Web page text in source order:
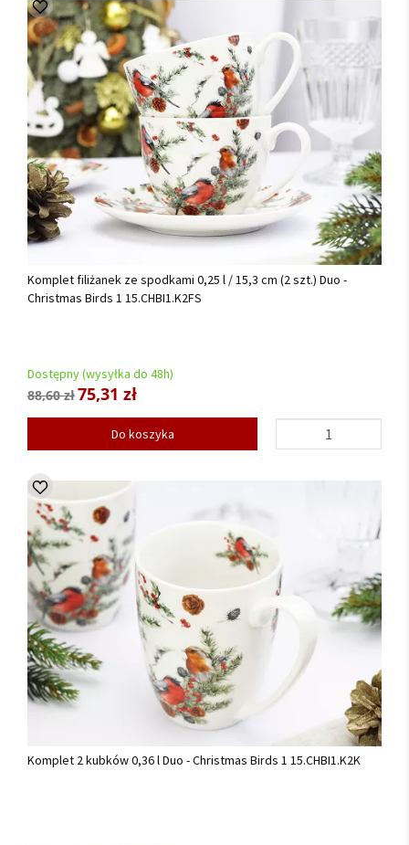
Komplet filiżanek ze spodkami 0,25 l / 15,3 cm (2 szt.) Duo -
Christmas Birds 1 15.CHBI1.K2FS
Dostępny (wysyłka do 48h)
88,60 zł75,31 zł
Do koszyka
Komplet 2 kubków 0,36 l Duo - Christmas Birds 1 15.CHBI1.K2K